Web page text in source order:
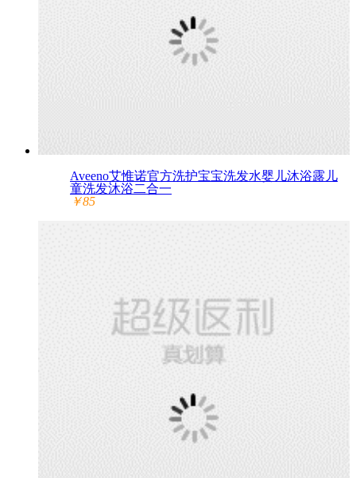
Aveeno艾惟诺官方洗护宝宝洗发水婴儿沐浴露儿
童洗发沐浴二合一
￥85